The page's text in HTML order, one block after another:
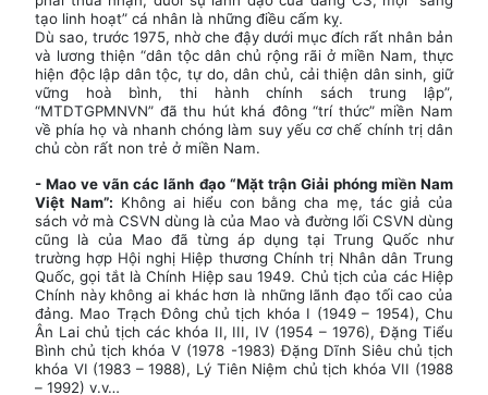
tạo linh hoạt” cá nhân là những điều cấm kỵ.
Dù sao, trước 1975, nhờ che đậy dưới mục đích rất nhân bản
và lương thiện “dân tộc dân chủ rộng rãi ở miền Nam, thực
hiện độc lập dân tộc, tự do, dân chủ, cải thiện dân sinh, giữ
vững hoà bình, thi hành chính sách trung lập”,
“MTDTGPMNVN” đã thu hút khá đông “trí thức” miền Nam
về phía họ và nhanh chóng làm suy yếu cơ chế chính trị dân
chủ còn rất non trẻ ở miền Nam.
- Mao ve vãn các lãnh đạo “Mặt trận Giải phóng miền Nam
Việt Nam”: Không ai hiểu con bằng cha mẹ, tác giả của
sách vở mà CSVN dùng là của Mao và đường lối CSVN dùng
cũng là của Mao đã từng áp dụng tại Trung Quốc như
trường hợp Hội nghị Hiệp thương Chính trị Nhân dân Trung
Quốc, gọi tắt là Chính Hiệp sau 1949. Chủ tịch của các Hiệp
Chính này không ai khác hơn là những lãnh đạo tối cao của
đảng. Mao Trạch Đông chủ tịch khóa I (1949 – 1954), Chu
Ân Lai chủ tịch các khóa II, III, IV (1954 – 1976), Đặng Tiểu
Bình chủ tịch khóa V (1978 -1983) Đặng Dĩnh Siêu chủ tịch
khóa VI (1983 – 1988), Lý Tiên Niệm chủ tịch khóa VII (1988
– 1992) v.v…